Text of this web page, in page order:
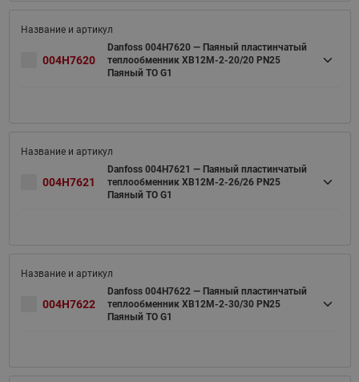
004H7620
Danfoss 004H7620 — Паяный пластинчатый
теплообменник XB12M-2-20/20 PN25
Паяный ТО G1
004H7621
Danfoss 004H7621 — Паяный пластинчатый
теплообменник XB12M-2-26/26 PN25
Паяный ТО G1
004H7622
Danfoss 004H7622 — Паяный пластинчатый
теплообменник XB12M-2-30/30 PN25
Паяный ТО G1